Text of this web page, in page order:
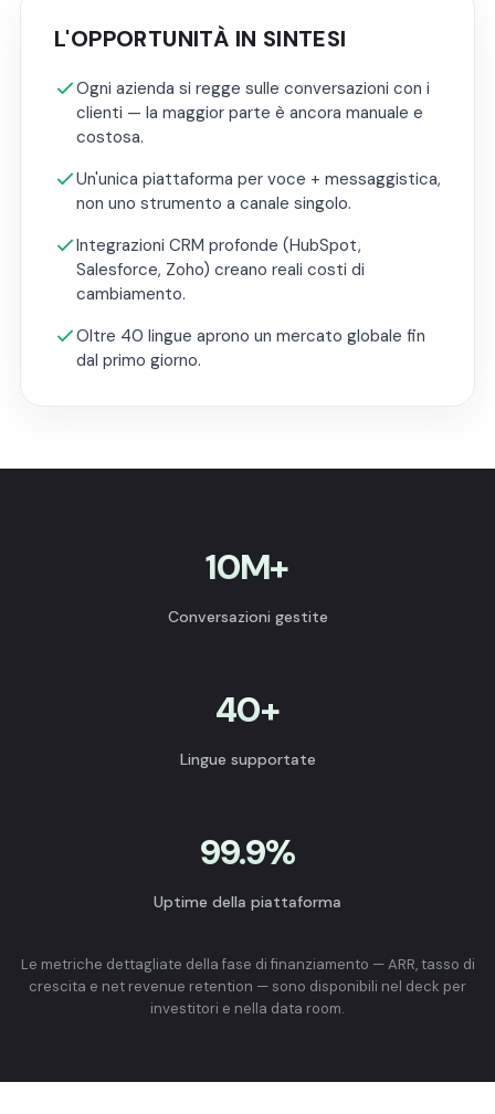
L'OPPORTUNITÀ IN SINTESI
Ogni azienda si regge sulle conversazioni con i
clienti — la maggior parte è ancora manuale e
costosa.
Un'unica piattaforma per voce + messaggistica,
non uno strumento a canale singolo.
Integrazioni CRM profonde (HubSpot,
Salesforce, Zoho) creano reali costi di
cambiamento.
Oltre 40 lingue aprono un mercato globale fin
dal primo giorno.
10M+
Conversazioni gestite
40+
Lingue supportate
99.9%
Uptime della piattaforma
Le metriche dettagliate della fase di finanziamento — ARR, tasso di
crescita e net revenue retention — sono disponibili nel deck per
investitori e nella data room.